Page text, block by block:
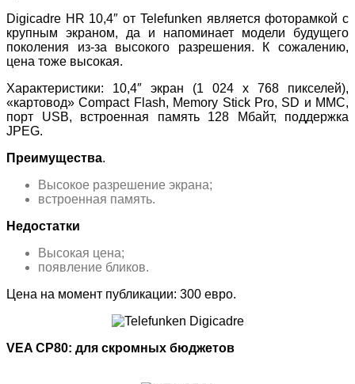
Digicadre HR 10,4″ от Telefunken является фоторамкой с
крупным экраном, да и напоминает модели будущего
поколения из-за высокого разрешения. К сожалению,
цена тоже высокая.
Характеристики: 10,4″ экран (1 024 x 768 пикселей),
«картовод» Compact Flash, Memory Stick Pro, SD и MMC,
порт USB, встроенная память 128 Мбайт, поддержка
JPEG.
Преимущества.
Высокое разрешение экрана;
встроенная память.
Недостатки
Высокая цена;
появление бликов.
Цена на момент публикации: 300 евро.
VEA CP80: для скромных бюджетов